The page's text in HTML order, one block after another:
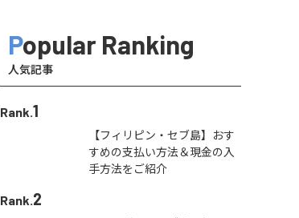
Popular Ranking
人気記事
Rank.1
【フィリピン・セブ島】おす
すめの支払い方法＆現金の入
手方法をご紹介
Rank.2